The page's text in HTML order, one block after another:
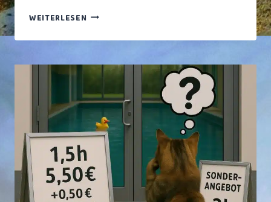
WEITERLESEN DEUTSCHLANDTICKET
IM
PENDLERIN
SCHLIESST A
US V
ERSEHEN 5
8€-L
ANGZEITBEZIEHUNG A
B